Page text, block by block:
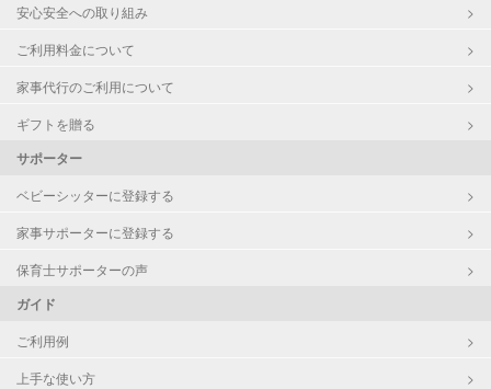
安心安全への取り組み
ご利用料金について
家事代行のご利用について
ギフトを贈る
サポーター
ベビーシッターに登録する
家事サポーターに登録する
保育士サポーターの声
ガイド
ご利用例
上手な使い方